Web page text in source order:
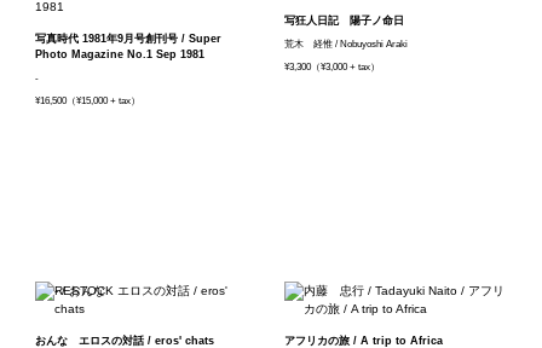
写真時代 1981年9月号創刊号 / Super
Photo Magazine No.1 Sep 1981
-
¥16,500（¥15,000 + tax）
写狂人日記 陽子ノ命日
荒木 経惟 / Nobuyoshi Araki
¥3,300（¥3,000 + tax）
おんな エロスの対話 / eros' chats アフリカの旅 / A trip to Africa